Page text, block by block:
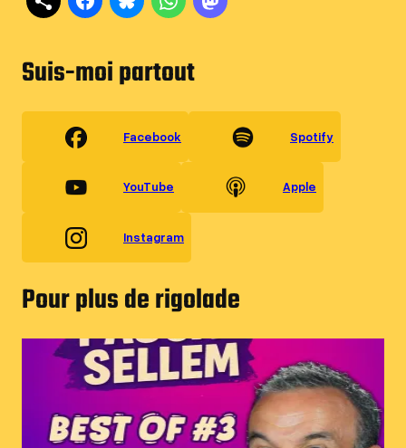
Suis-moi partout
Facebook Spotify
YouTube Apple
Instagram
Pour plus de rigolade